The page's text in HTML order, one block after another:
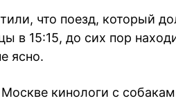
что поезд, который
в 15:15, до сих пор
ясно.
кинологи с